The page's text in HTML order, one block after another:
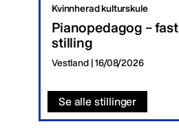
Kvinnherad kulturskule
Pianopedagog – fast
stilling
Vestland | 16/08/2026
Se alle stillinger